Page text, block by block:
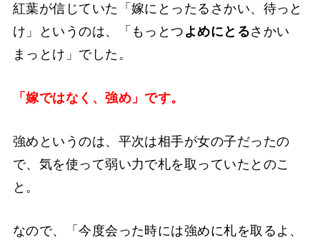
紅葉が信じていた「嫁にとったるさかい、待っと
け」というのは、「もっとつ よめにとるさかい
まっとけ」でした。
「嫁ではなく、強め」です。
強めというのは、平次は相手が女の子だったの
で、気を使って弱い力で札を取っていたとのこ
と。
なので、「今度会った時には強めに札を取るよ、